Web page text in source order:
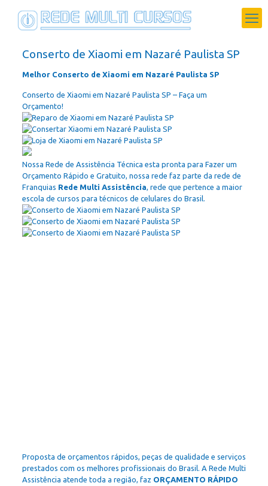
Conserto de Xiaomi em Nazaré Paulista SP
Melhor Conserto de Xiaomi em Nazaré Paulista SP
Conserto de Xiaomi em Nazaré Paulista SP – Faça um
Orçamento!
Nossa Rede de Assistência Técnica esta pronta para Fazer um
Orçamento Rápido e Gratuito, nossa rede faz parte da rede de
Franquias Rede Multi Assistência, rede que pertence a maior
escola de cursos para técnicos de celulares do Brasil.
Proposta de orçamentos rápidos, peças de qualidade e serviços
prestados com os melhores profissionais do Brasil. A Rede Multi
Assistência atende toda a região, faz ORÇAMENTO RÁPIDO